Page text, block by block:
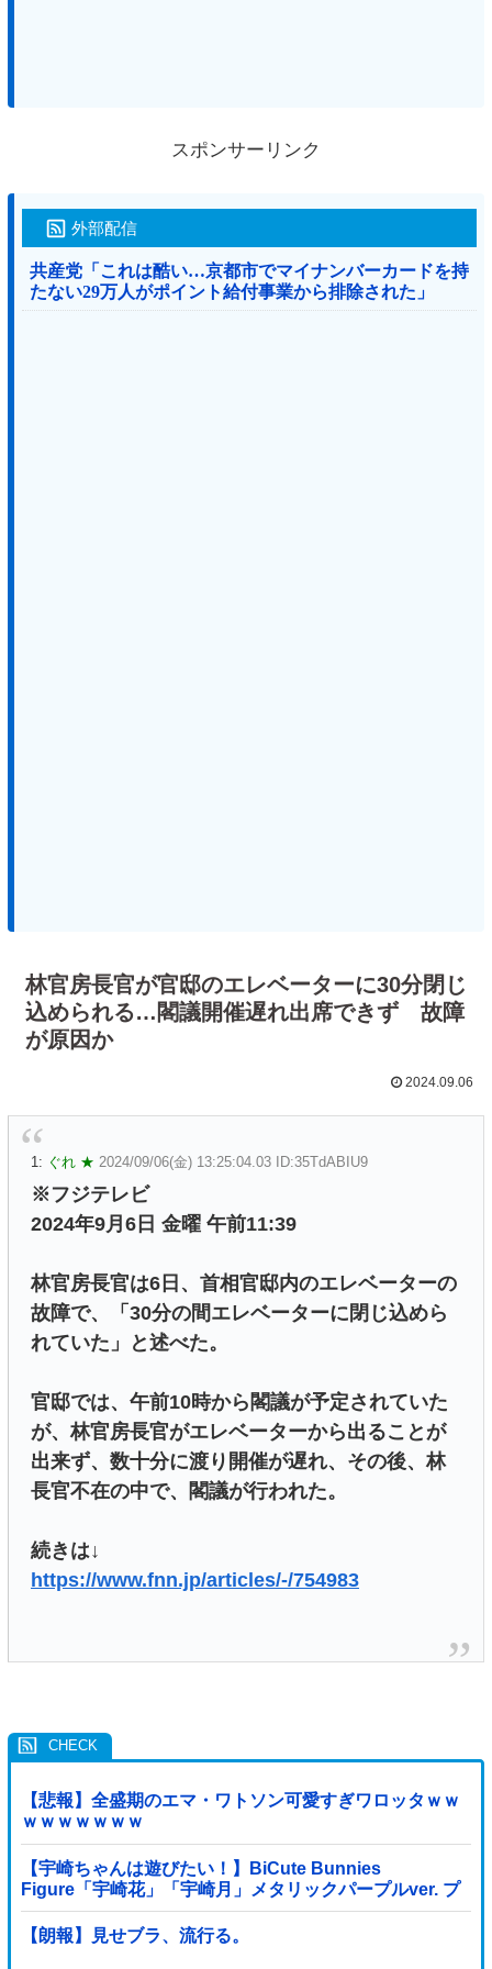
スポンサーリンク
外部配信
共産党「これは酷い…京都市でマイナンバーカードを持
たない29万人がポイント給付事業から排除された」
林官房長官が官邸のエレベーターに30分閉じ
込められる…閣議開催遅れ出席できず 故障
が原因か
2024.09.06
1: ぐれ ★ 2024/09/06(金) 13:25:04.03 ID:35TdABIU9
※フジテレビ
2024年9月6日 金曜 午前11:39
林官房長官は6日、首相官邸内のエレベーターの
故障で、「30分の間エレベーターに閉じ込めら
れていた」と述べた。
官邸では、午前10時から閣議が予定されていた
が、林官房長官がエレベーターから出ることが
出来ず、数十分に渡り開催が遅れ、その後、林
長官不在の中で、閣議が行われた。
続きは↓
https://www.fnn.jp/articles/-/754983
【悲報】全盛期のエマ・ワトソン可愛すぎワロッタｗｗ
ｗｗｗｗｗｗｗ
【宇崎ちゃんは遊びたい！】BiCute Bunnies
Figure「宇崎花」「宇崎月」メタリックパープルver. プ
ライズフィギュア【ラウンドワン限定で展開決定】
【朗報】見せブラ、流行る。